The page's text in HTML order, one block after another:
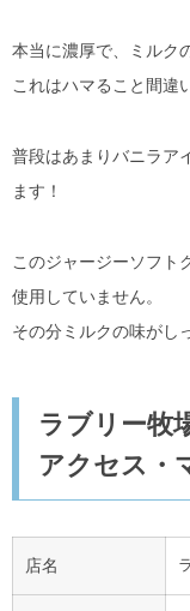
本当に濃厚で、ミルク
これはハマること間違
普段はあまりバニラア
ます！
このジャージーソフト
使用していません。
その分ミルクの味がし
ラブリー牧
アクセス・
店名